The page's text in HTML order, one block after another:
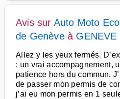
Avis sur Auto Moto
de Genèveà GENEVE
Allez y les yeux fermés.
: un vrai accompagnement,
patience hors du commun.
de passer mon permis de
j’ai eu mon permis en 1